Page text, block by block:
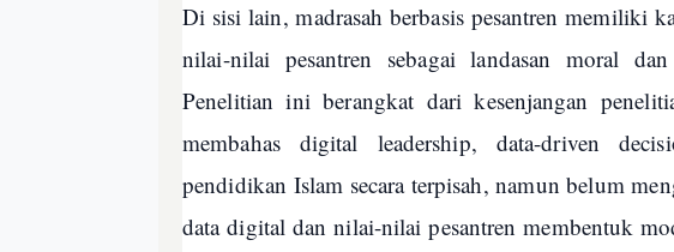
Di sisi lain, madrasah berbasis pesantren memiliki
nilai-nilai pesantren sebagai landasan moral
Penelitian ini berangkat dari kesenjangan
membahas digital leadership, data-driven
pendidikan Islam secara terpisah, namun belum
data digital dan nilai-nilai pesantren membentuk